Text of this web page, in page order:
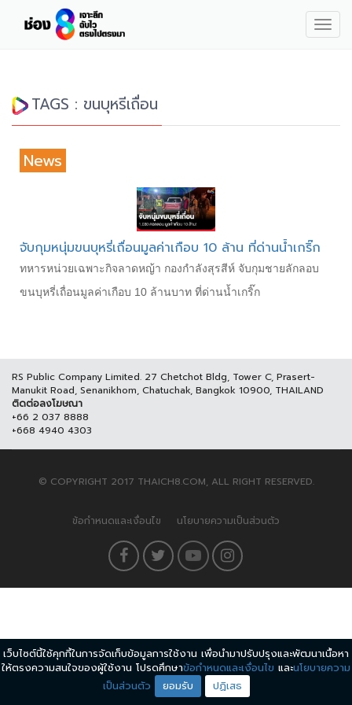
TAGS : ขนบุหรีเถื่อน
News
จับกุมหนุ่มขนบุหรี่เถื่อนมูลค่าเกือบ 10 ล้าน ที่ด่านน้ำเกริ๊ก
ทหารหน่วยเฉพาะกิจลาดหญ้า กองกำลังสุรสีห์ จับกุมชายลักลอบ
ขนบุหรี่เถื่อนมูลค่าเกือบ 10 ล้านบาท ที่ด่านน้ำเกริ๊ก
RS Public Company Limited. 27 Chetchot Bldg, Tower C, Prasert-
Manukit Road, Senanikhom, Chatuchak, Bangkok 10900, THAILAND
ติดต่อลงโฆษณา
+66 2 037 8888
+668 4940 4303
© COPYRIGHT 2017 THAICH8.COM, ALL RIGHT RESERVED.
ข้อกำหนดและเงื่อนไข นโยบายความเป็นส่วนตัว
เว็บไซต์นี้ใช้คุกกี้ในการจัดเก็บข้อมูลการใช้งาน เพื่อนำมาปรับปรุงและพัฒนาเนื้อหา
ให้ตรงความสนใจของผู้ใช้งาน โปรดศึกษาข้อกำหนดและเงื่อนไข และนโยบายความ
เป็นส่วนตัว
ยอมรับ ปฏิเสธ